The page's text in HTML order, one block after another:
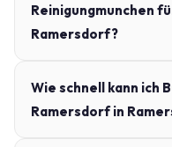
Reinigungmunchen
Ramersdorf?
Wie schnell kann ich
Ramersdorf in